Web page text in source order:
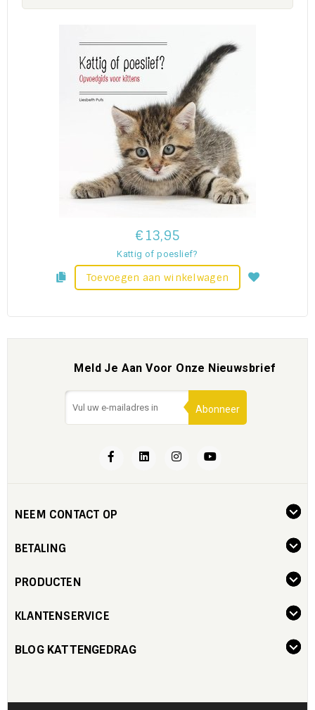
€13,95
Kattig of poeslief?
Toevoegen aan winkelwagen
Meld Je Aan Voor Onze Nieuwsbrief
Abonneer
NEEM CONTACT OP
BETALING
PRODUCTEN
KLANTENSERVICE
BLOG KATTENGEDRAG